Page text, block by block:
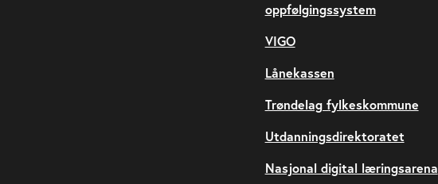
oppfølgingssystem
VIGO
Lånekassen
Trøndelag fylkeskommune
Utdanningsdirektoratet
Nasjonal digital læringsarena